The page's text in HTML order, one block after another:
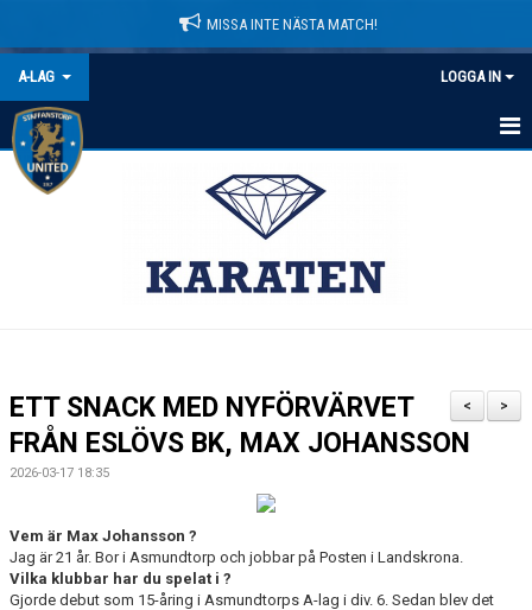
MISSA INTE NÄSTA MATCH!
A-LAG LOGGA IN
HEM
BILDGALLERI
DOKUMENT
KONTAKT
MEDLEMSTIPS
>
<
ETT SNACK MED NYFÖRVÄRVET
FRÅN ESLÖVS BK, MAX JOHANSSON
2026-03-17 18:35
Vem är Max Johansson ?
Jag är 21 år. Bor i Asmundtorp och jobbar på Posten i Landskrona.
Vilka klubbar har du spelat i ?
Gjorde debut som 15-åring i Asmundtorps A-lag i div. 6. Sedan blev det